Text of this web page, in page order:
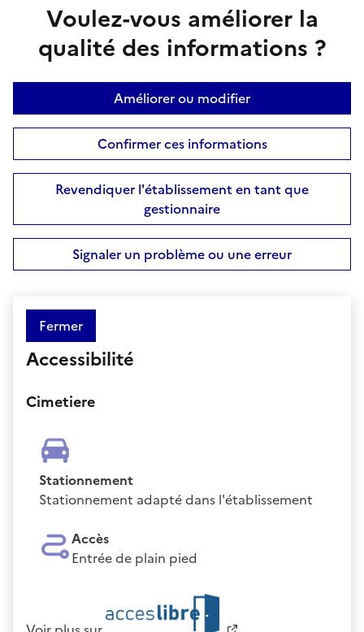
Voulez-vous améliorer la
qualité des informations ?
Améliorer ou modifier
Confirmer ces informations
Revendiquer l'établissement en tant que
gestionnaire
Signaler un problème ou une erreur
Fermer
Accessibilité
Cimetiere
Stationnement
Stationnement adapté dans l'établissement
Accès
Entrée de plain pied